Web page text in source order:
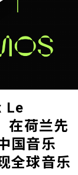
Le
在荷兰先
国音乐
全球音乐